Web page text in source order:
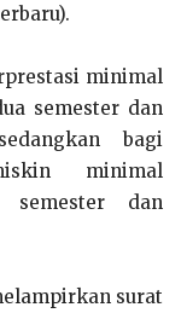
minimal
semester dan
bagi
minimal
semester dan
surat